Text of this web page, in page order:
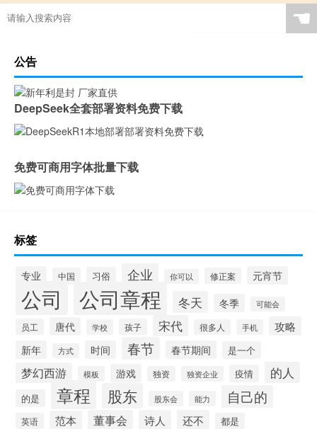
☚
公告
DeepSeek全套部署资料免费下载
免费可商用字体批量下载
标签
专业 中国 习俗 企业 你可以 修正案 元宵节
公司 公司章程 冬天 冬季 可能会
员工 唐代 学校 孩子 宋代 很多人 手机 攻略
新年 方式 时间 春节 春节期间 是一个
梦幻西游 模板 游戏 独资 独资企业 疫情 的人
的是 章程 股东 股东会 能力 自己的
英语 范本 董事会 诗人 还不 都是